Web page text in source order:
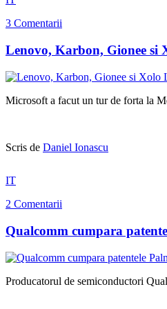
3 Comentarii
Lenovo, Karbon, Gionee si
Microsoft a facut un tur de forta la
Scris de Daniel Ionascu
IT
2 Comentarii
Qualcomm cumpara
Producatorul de semiconductori